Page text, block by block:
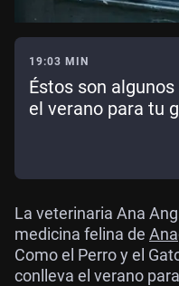
19:03 MIN
Éstos son
el verano para tu
La veterinaria Ana
medicina felina de
Como el Perro y el
conlleva el verano